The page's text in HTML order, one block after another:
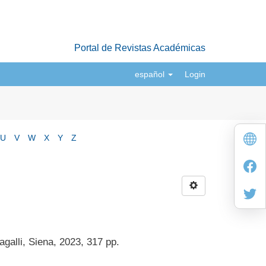
Portal de Revistas Académicas
español Login
U V W X Y Z
Siena, 2023, 317 pp.